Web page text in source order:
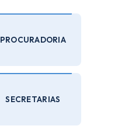
PROCURADORIA
SECRETARIAS